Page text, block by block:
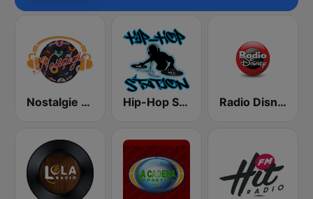
Nostalgie New York Hip-Hop Station Radio Disney